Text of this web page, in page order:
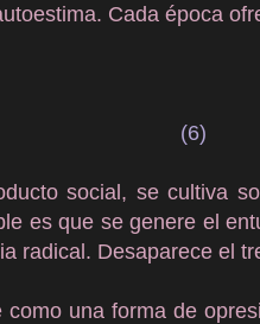
Cada época
(6)
social, se cultiva
es que se genere el
radical. Desaparece el
como una forma de